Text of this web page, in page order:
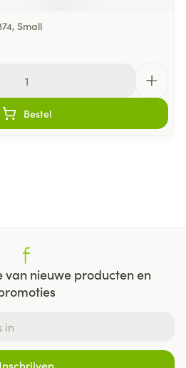
Small
Bestel
van nieuwe producten en